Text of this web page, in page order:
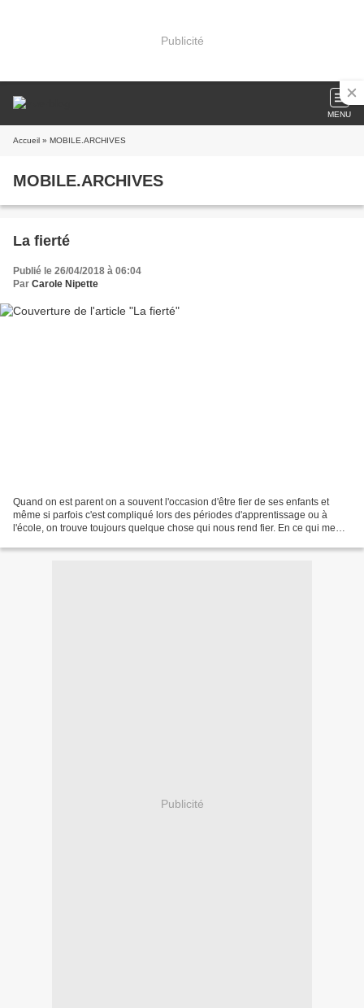
Publicité
MENU
Accueil » MOBILE.ARCHIVES
MOBILE.ARCHIVES
La fierté
Publié le 26/04/2018 à 06:04
Par Carole Nipette
Quand on est parent on a souvent l'occasion d'être fier de ses enfants et
même si parfois c'est compliqué lors des périodes d'apprentissage ou à
l'école, on trouve toujours quelque chose qui nous rend fier. En ce qui me
Publicité